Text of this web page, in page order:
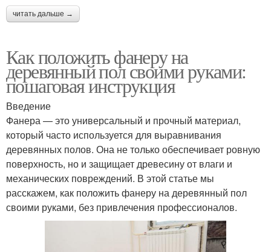
читать дальше →
Как положить фанеру на
деревянный пол своими руками:
пошаговая инструкция
Введение
Фанера — это универсальный и прочный материал,
который часто используется для выравнивания
деревянных полов. Она не только обеспечивает ровную
поверхность, но и защищает древесину от влаги и
механических повреждений. В этой статье мы
расскажем, как положить фанеру на деревянный пол
своими руками, без привлечения профессионалов.